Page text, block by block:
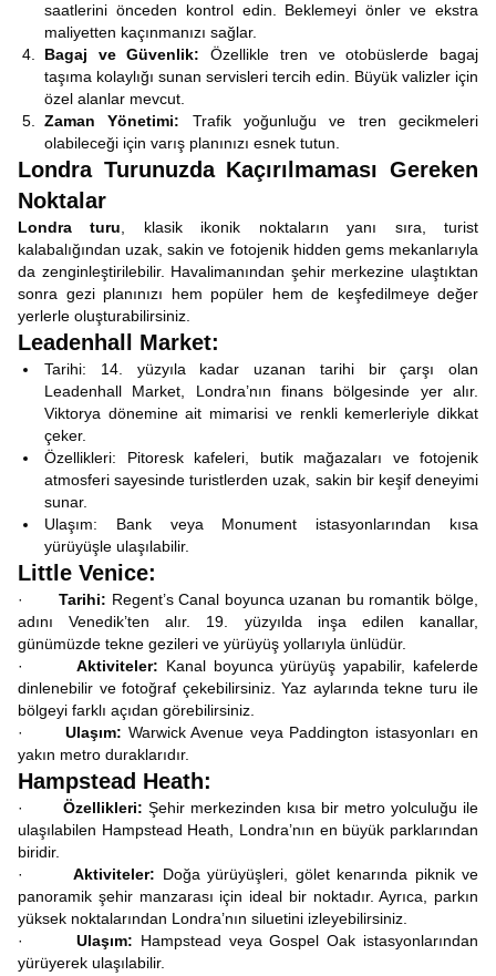
saatlerini önceden kontrol edin. Beklemeyi önler ve ekstra
maliyetten kaçınmanızı sağlar.
Bagaj ve Güvenlik: Özellikle tren ve otobüslerde bagaj
taşıma kolaylığı sunan servisleri tercih edin. Büyük valizler için
özel alanlar mevcut.
Zaman Yönetimi: Trafik yoğunluğu ve tren gecikmeleri
olabileceği için varış planınızı esnek tutun.
Londra Turunuzda Kaçırılmaması Gereken
Noktalar
Londra turu , klasik ikonik noktaların yanı sıra, turist
kalabalığından uzak, sakin ve fotojenik hidden gems mekanlarıyla
da zenginleştirilebilir. Havalimanından şehir merkezine ulaştıktan
sonra gezi planınızı hem popüler hem de keşfedilmeye değer
yerlerle oluşturabilirsiniz.
Leadenhall Market:
Tarihi: 14. yüzyıla kadar uzanan tarihi bir çarşı olan
Leadenhall Market, Londra’nın finans bölgesinde yer alır.
Viktorya dönemine ait mimarisi ve renkli kemerleriyle dikkat
çeker.
Özellikleri: Pitoresk kafeleri, butik mağazaları ve fotojenik
atmosferi sayesinde turistlerden uzak, sakin bir keşif deneyimi
sunar.
Ulaşım: Bank veya Monument istasyonlarından kısa
yürüyüşle ulaşılabilir.
Little Venice:
· Tarihi: Regent’s Canal boyunca uzanan bu romantik bölge,
adını Venedik’ten alır. 19. yüzyılda inşa edilen kanallar,
günümüzde tekne gezileri ve yürüyüş yollarıyla ünlüdür.
· Aktiviteler: Kanal boyunca yürüyüş yapabilir, kafelerde
dinlenebilir ve fotoğraf çekebilirsiniz. Yaz aylarında tekne turu ile
bölgeyi farklı açıdan görebilirsiniz.
·Ulaşım: Warwick Avenue veya Paddington istasyonları en
yakın metro duraklarıdır.
Hampstead Heath:
· Özellikleri: Şehir merkezinden kısa bir metro yolculuğu ile
ulaşılabilen Hampstead Heath, Londra’nın en büyük parklarından
biridir.
·Aktiviteler: Doğa yürüyüşleri, gölet kenarında piknik ve
panoramik şehir manzarası için ideal bir noktadır. Ayrıca, parkın
yüksek noktalarından Londra’nın siluetini izleyebilirsiniz.
· Ulaşım: Hampstead veya Gospel Oak istasyonlarından
yürüyerek ulaşılabilir.